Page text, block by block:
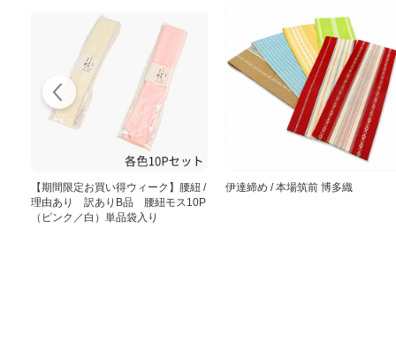
【期間限定お買い得ウィーク】腰紐 /
理由あり 訳ありB品 腰紐モス10P
（ピンク／白）単品袋入り
伊達締め / 本場筑前 博多織